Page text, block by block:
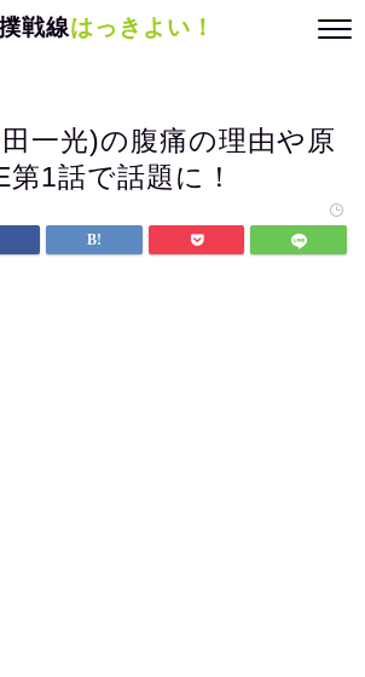
戦線はっきよい！
一光)の腹痛の理由や原
1話で話題に！